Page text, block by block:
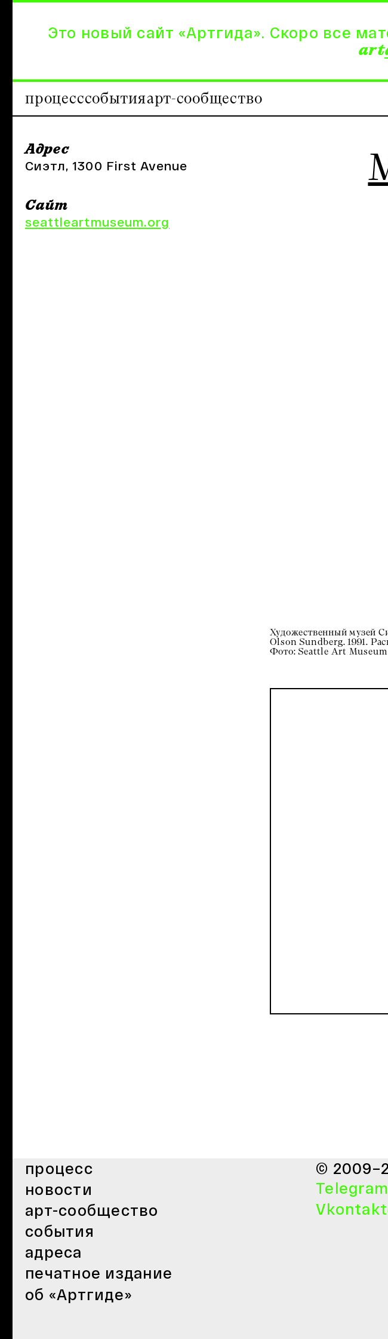
Это новый сайт «Артгида». Скоро все
процесссобытияарт-сообщество
Художественный музей
Olson Sundberg. 1991.
Фото: Seattle Art Museum
Адрес
Сиэтл, 1300 First Avenue
Сайт
seattleartmuseum.org
процесс
новости
арт-сообщество
события
адреса
печатное издание
об «Артгиде»
©
Telegram